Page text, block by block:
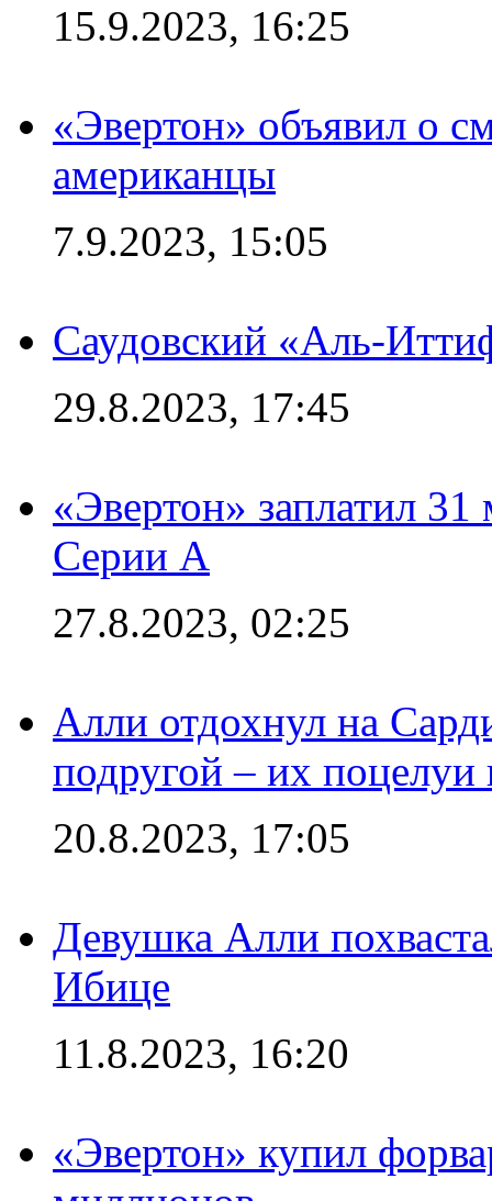
15.9.2023, 16:25
«Эвертон» объявил о
американцы
7.9.2023, 15:05
Саудовский «Аль-
29.8.2023, 17:45
«Эвертон» заплатил
Серии А
27.8.2023, 02:25
Алли отдохнул на
подругой – их поцелуи
20.8.2023, 17:05
Девушка Алли
Ибице
11.8.2023, 16:20
«Эвертон» купил